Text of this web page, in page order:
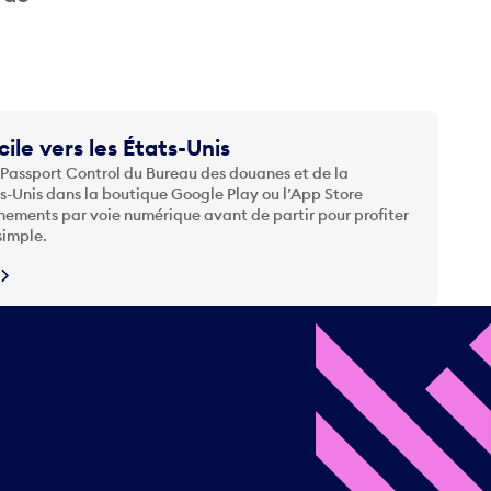
vers les États-Unis
Control du Bureau des douanes et de la
dans la boutique Google Play ou l’App Store
par voie numérique avant de partir pour profiter